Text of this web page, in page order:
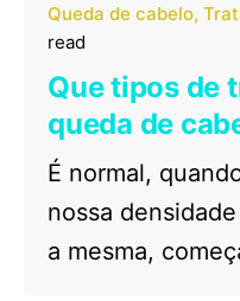
Queda de cabelo
read
Que tipos de
queda de
É normal,
nossa
a mesma,